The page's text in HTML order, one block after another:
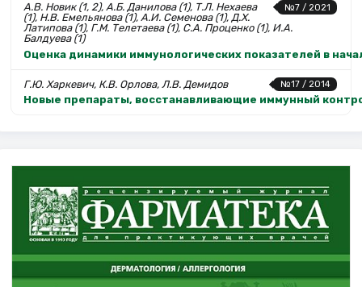
№7 / 2021
А.В. Новик (1, 2), А.Б. Данилова (1), Т.Л. Нехаева
(1), Н.В. Емельянова (1), А.И. Семенова (1), Д.Х.
Латипова (1), Г.М. Телетаева (1), С.А. Проценко (1), И.А.
Балдуева (1)
Оценка динамики иммунологических показателей в
№17 / 2014
Г.Ю. Харкевич, К.В. Орлова, Л.В. Демидов
Новые препараты, восстанавливающие иммунный